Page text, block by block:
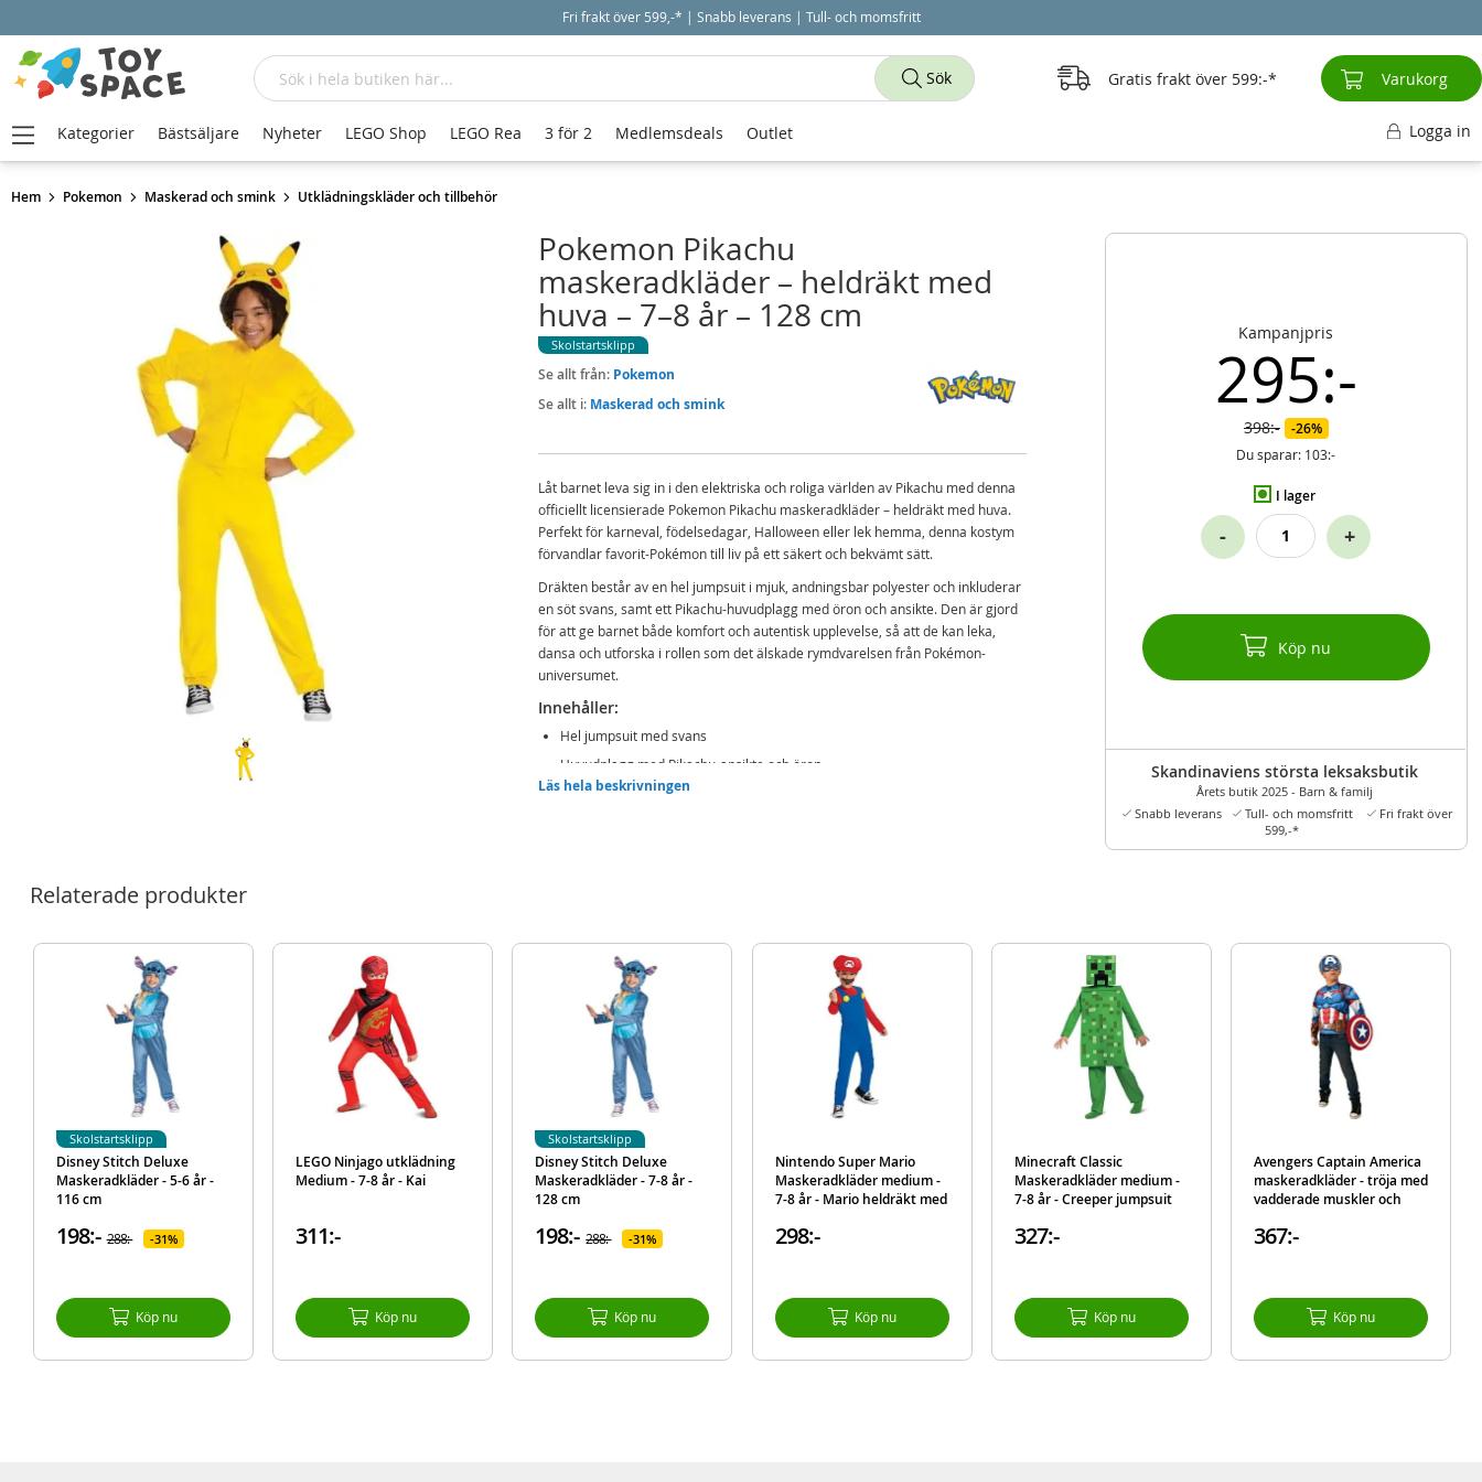
Fri frakt över 599,-* | Snabb leverans | Tull- och momsfritt
Hem Pokemon Maskerad och smink Utklädningskläder och tillbehör
Kampanjpris
295:-
398:- 26%
Du sparar: 103:-
I lager
- +
Köp nu
Skandinaviens största leksaksbutik
Årets butik 2025 - Barn & familj
Snabb leverans
Tull- och momsfritt
Fri frakt över
599,-*
Pokemon Pikachu
maskeradkläder – heldräkt med
huva – 7–8 år – 128 cm
Skolstartsklipp
Se allt från: Pokemon
Se allt i: Maskerad och smink
Låt barnet leva sig in i den elektriska och roliga världen av Pikachu med denna
officiellt licensierade Pokemon Pikachu maskeradkläder – heldräkt med huva.
Perfekt för karneval, födelsedagar, Halloween eller lek hemma, denna kostym
förvandlar favorit-Pokémon till liv på ett säkert och bekvämt sätt.
Dräkten består av en hel jumpsuit i mjuk, andningsbar polyester och inkluderar
en söt svans, samt ett Pikachu-huvudplagg med öron och ansikte. Den är gjord
för att ge barnet både komfort och autentisk upplevelse, så att de kan leka,
dansa och utforska i rollen som det älskade rymdvarelsen från Pokémon-
universumet.
Innehåller:
Hel jumpsuit med svans
Huvudplagg med Pikachu-ansikte och öron
192995138049
Pokemon
Läs hela beskrivningen
Relaterade produkter
Disney Stitch Deluxe
Maskeradkläder - 5-6 år -
116 cm
198:- 288:- 31%
Köp nu
Skolstartsklipp
LEGO Ninjago utklädning
Medium - 7-8 år - Kai
311:-
Köp nu
Disney Stitch Deluxe
Maskeradkläder - 7-8 år -
128 cm
198:- 288:- 31%
Köp nu
Skolstartsklipp
Nintendo Super Mario
Maskeradkläder medium -
7-8 år - Mario heldräkt med
298:-
Köp nu
Minecraft Classic
Maskeradkläder medium -
7-8 år - Creeper jumpsuit
327:-
Köp nu
Avengers Captain America
maskeradkläder - tröja med
vadderade muskler och
367:-
Köp nu
Sök
Sök Gratis frakt över 599:- Varukorg
Kategorier Bästsäljare Nyheter LEGO Shop LEGO Rea 3 för 2 Medlemsdeals Outlet Logga in